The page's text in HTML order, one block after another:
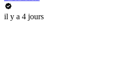
il y a 4 jours